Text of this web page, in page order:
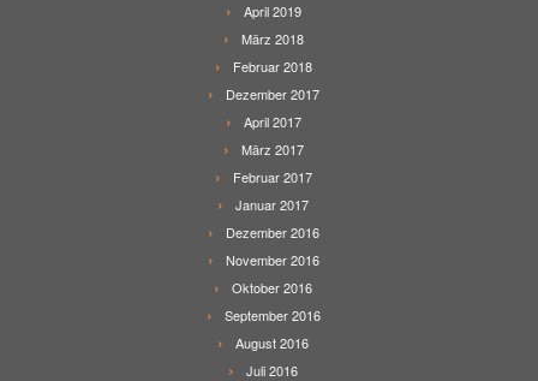
April 2019
März 2018
Februar 2018
Dezember 2017
April 2017
März 2017
Februar 2017
Januar 2017
Dezember 2016
November 2016
Oktober 2016
September 2016
August 2016
Juli 2016